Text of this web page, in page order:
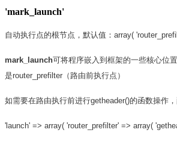
'mark_launch'
自动执行点的根节点，默认值：array(
mark_launch可将程序嵌入到框架的一些核心位
是router_prefilter（路由前执行点）
如需要在路由执行前进行getheader()的函数操作，
'launch' => array( 'router_prefilter' => array(